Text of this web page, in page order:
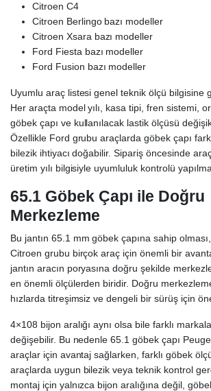
Citroen C4
Citroen Berlingo bazı modeller
Citroen Xsara bazı modeller
Ford Fiesta bazı modeller
Ford Fusion bazı modeller
Uyumlu araç listesi genel teknik ölçü bilgisine
Her araçta model yılı, kasa tipi, fren sistemi,
göbek çapı ve kullanılacak lastik ölçüsü
Özellikle Ford grubu araçlarda göbek çapı
bilezik ihtiyacı doğabilir. Sipariş öncesinde
üretim yılı bilgisiyle uyumluluk kontrolü
65.1 Göbek Çapı ile Doğru
Merkezleme
Bu jantın 65.1 mm göbek çapına sahip
Citroen grubu birçok araç için önemli bir
jantın aracın poryasına doğru şekilde
en önemli ölçülerden biridir. Doğru
hızlarda titreşimsiz ve dengeli bir sürüş için
4×108 bijon aralığı aynı olsa bile farklı
değişebilir. Bu nedenle 65.1 göbek çapı
araçlar için avantaj sağlarken, farklı göbek
araçlarda uygun bilezik veya teknik kontrol
montaj için yalnızca bijon aralığına değil,